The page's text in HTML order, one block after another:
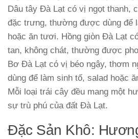
Dâu tây Đà Lạt có vị ngọt thanh,
đặc trưng, thường được dùng để
hoặc ăn tươi. Hồng giòn Đà Lạt
tan, không chát, thường được
Bơ Đà Lạt có vị béo ngậy, thơm
dùng để làm sinh tố, salad hoặc
Mỗi loại trái cây đều mang một
sự trù phú của đất Đà Lạt.
Đặc Sản Khô: